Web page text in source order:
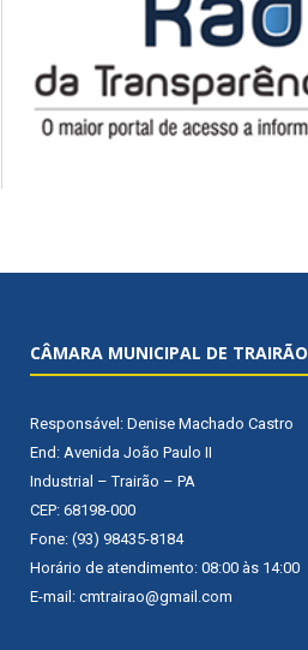
CÂMARA MUNICIPAL DE TRAIRÃO
Responsável: Denise Machado Castro
End: Avenida João Paulo II
Industrial – Trairão – PA
CEP: 68198-000
Fone: (93) 98435-8184
Horário de atendimento: 08:00 às 14:00
E-mail: cmtrairao@gmail.com